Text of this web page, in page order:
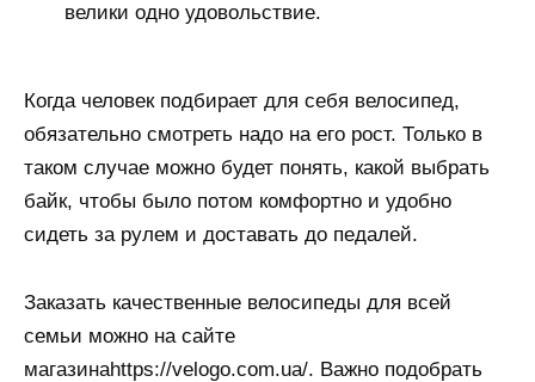
велики одно удовольствие.
Когда человек подбирает для себя велосипед,
обязательно смотреть надо на его рост. Только в
таком случае можно будет понять, какой выбрать
байк, чтобы было потом комфортно и удобно
сидеть за рулем и доставать до педалей.
Заказать качественные велосипеды для всей
семьи можно на сайте
магазинаhttps://velogo.com.ua/. Важно подобрать